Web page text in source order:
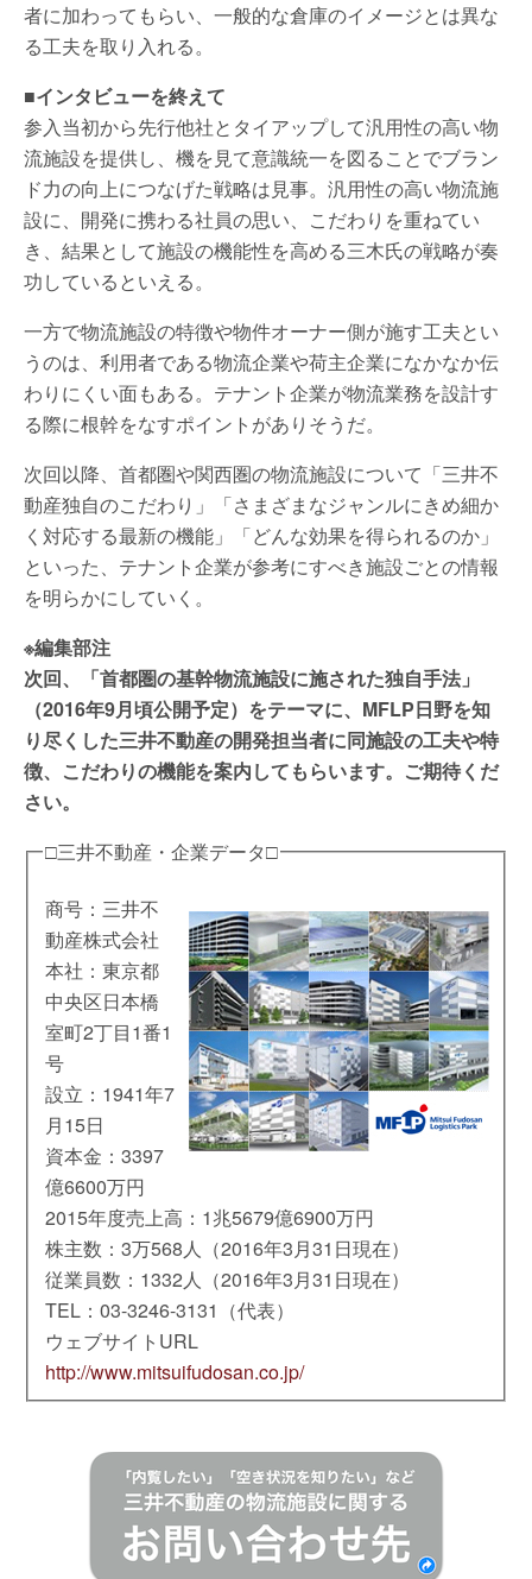
者に加わってもらい、一般的な倉庫のイメージとは異な
る工夫を取り入れる。
■インタビューを終えて
参入当初から先行他社とタイアップして汎用性の高い物
流施設を提供し、機を見て意識統一を図ることでブラン
ド力の向上につなげた戦略は見事。汎用性の高い物流施
設に、開発に携わる社員の思い、こだわりを重ねてい
き、結果として施設の機能性を高める三木氏の戦略が奏
功しているといえる。
一方で物流施設の特徴や物件オーナー側が施す工夫とい
うのは、利用者である物流企業や荷主企業になかなか伝
わりにくい面もある。テナント企業が物流業務を設計す
る際に根幹をなすポイントがありそうだ。
次回以降、首都圏や関西圏の物流施設について「三井不
動産独自のこだわり」「さまざまなジャンルにきめ細か
く対応する最新の機能」「どんな効果を得られるのか」
といった、テナント企業が参考にすべき施設ごとの情報
を明らかにしていく。
※編集部注
次回、「首都圏の基幹物流施設に施された独自手法」
（2016年9月頃公開予定）をテーマに、MFLP日野を知
り尽くした三井不動産の開発担当者に同施設の工夫や特
徴、こだわりの機能を案内してもらいます。ご期待くだ
さい。
□三井不動産・企業データ□
商号：三井不
動産株式会社
本社：東京都
中央区日本橋
室町2丁目1番1
号
設立：1941年7
月15日
資本金：3397
億6600万円
2015年度売上高：1兆5679億6900万円
株主数：3万568人（2016年3月31日現在）
従業員数：1332人（2016年3月31日現在）
TEL：03-3246-3131（代表）
ウェブサイトURL
http://www.mitsuifudosan.co.jp/